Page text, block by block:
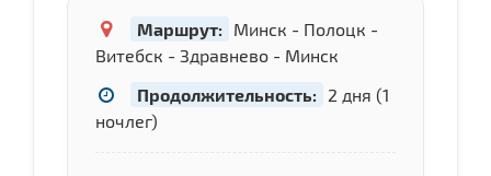
Маршрут:
Минск - Полоцк -
Витебск - Здравнево - Минск
Продолжительность:
2 дня (1
ночлег)